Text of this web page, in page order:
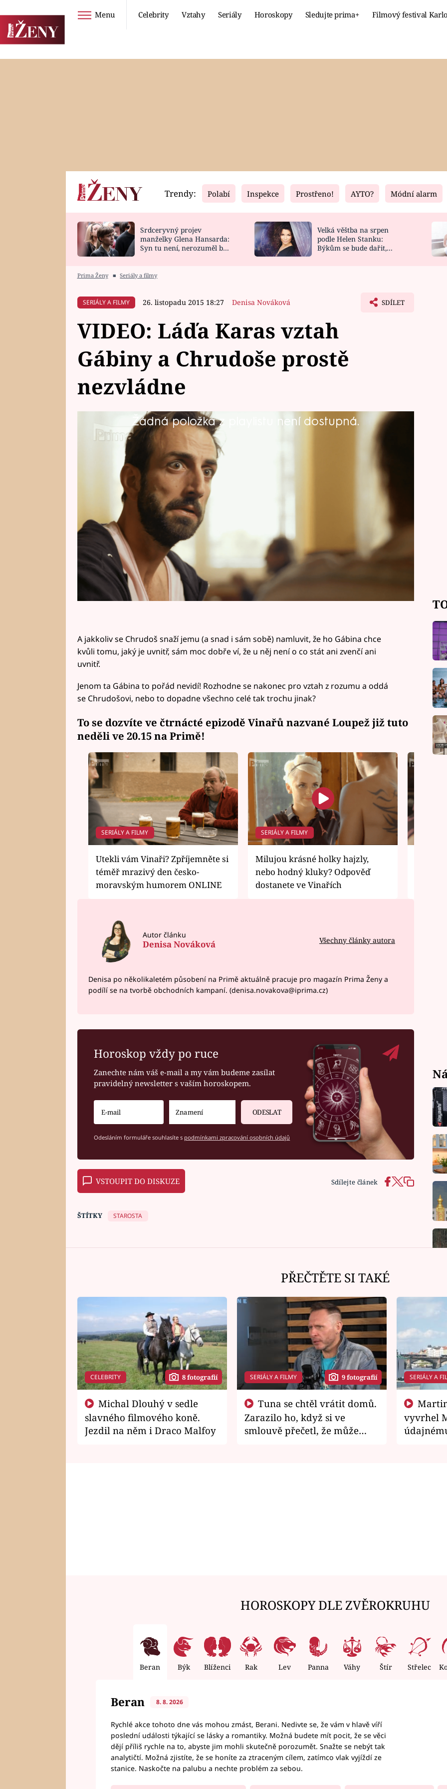
Menu Celebrity Vztahy Seriály Horoskopy Sledujte prima+ Filmový festival
Horoskopy
HOROSKOP NA
Video
CELEBRITY
VAŘENÍ
Fresh
NOVINKY
VIDEORECEPTY
Living
DESIGN
Trendy: Polabí Inspekce Prostřeno! AYTO? Módní alarm
Srdceryvný projev
manželky Glena Hansarda:
Syn tu není, nerozuměl by
Velká věštba na srpen
podle Helen Stanku:
Býkům se bude dařit,
Prima Ženy ■ Seriály a filmy
SERIÁLY A FILMY 26. listopadu 2015 18:27 Denisa Nováková SDÍLET
VIDEO: Láďa Karas vztah
Gábiny a Chrudoše prostě
nezvládne
Žádná položka z playlistu není dostupná.
Hezoun a strdínský playboy Láďa Karas prostě "nevydejchá", že se
chce jeho krásná sestra zahodit s někým takovým, jako je starosta
A jakkoliv se Chrudoš snaží jemu (a snad i sám sobě) namluvit, že ho Gábina chce
kvůli tomu, jaký je uvnitř, sám moc dobře ví, že u něj není o co stát ani zvenčí ani
uvnitř.
Jenom ta Gábina to pořád nevidí! Rozhodne se nakonec pro vztah z rozumu a oddá
se Chrudošovi, nebo to dopadne všechno celé tak trochu jinak?
To se dozvíte ve čtrnácté epizodě Vinařů nazvané Loupež již tuto
neděli ve 20.15 na Primě!
SERIÁLY A FILMY
Utekli vám Vinaři? Zpříjemněte si
téměř mrazivý den česko-
moravským humorem ONLINE
SERIÁLY A FILMY
Milujou krásné holky hajzly,
nebo hodný kluky? Odpověď
dostanete ve Vinařích
Autor článku
Denisa Nováková Všechny články autora
Denisa po několikaletém působení na Primě aktuálně pracuje pro magazín Prima Ženy a
podílí se na tvorbě obchodních kampaní. (denisa.novakova@iprima.cz)
Horoskop vždy po ruce
Zanechte nám váš e-mail a my vám budeme zasílat
pravidelný newsletter s vaším horoskopem.
ODESLAT
Odesláním formuláře souhlasíte s podmínkami zpracování osobních údajů
VSTOUPIT DO DISKUZE Sdílejte článek
ŠTÍTKY STAROSTA
PŘEČTĚTE SI TAKÉ
CELEBRITY 8 fotografií
slavného filmového koně.
Jezdil na něm i Draco Malfoy
SERIÁLY A FILMY 9 fotografií
Zarazilo ho, když si ve
smlouvě přečetl, že může
SERIÁLY A
vyvrhel
HOROSKOPY DLE ZVĚROKRUHU
Beran Býk Blíženci Rak Lev Panna Váhy Štír Střelec
Beran 8. 8. 2026
Rychlé akce tohoto dne vás mohou zmást, Berani. Nedivte se, že vám v hlavě víří
poslední události týkající se lásky a romantiky. Možná budete mít pocit, že se věci
dějí příliš rychle na to, abyste jim mohli skutečně porozumět. Snažte se nebýt tak
analytičtí. Možná zjistíte, že se honíte za ztraceným cílem, zatímco vlak vyjíždí ze
stanice. Naskočte na palubu a nechte problém za sebou.